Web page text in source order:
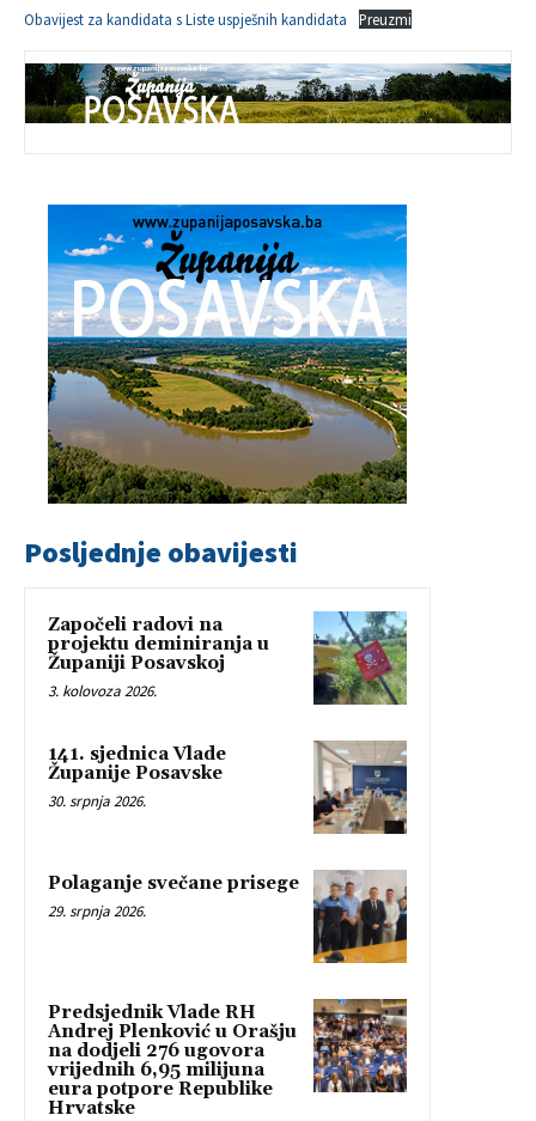
Obavijest za kandidata s Liste uspješnih kandidata Preuzmi
Posljednje obavijesti
Započeli radovi na
projektu deminiranja u
Županiji Posavskoj
3. kolovoza 2026.
141. sjednica Vlade
Županije Posavske
30. srpnja 2026.
Polaganje svečane prisege
29. srpnja 2026.
Predsjednik Vlade RH
Andrej Plenković u Orašju
na dodjeli 276 ugovora
vrijednih 6,95 milijuna
eura potpore Republike
Hrvatske